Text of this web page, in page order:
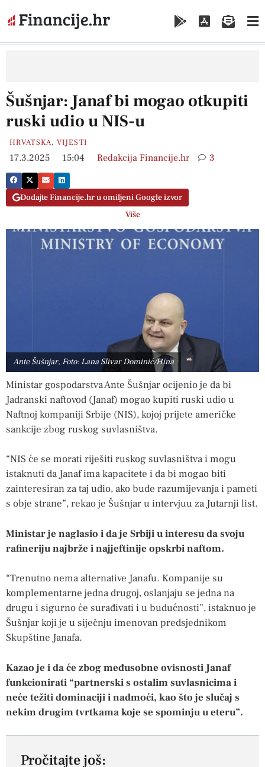
Šušnjar: Janaf bi mogao otkupiti
ruski udio u NIS-u
HRVATSKA,VIJESTI
17.3.2025 15:04 Redakcija Financije.hr 3
Dodajte Financije.hr u omiljeni Google izvor
Više
Ante Šušnjar, Foto: Lana Slivar Dominić/Hina
Ministar gospodarstva Ante Šušnjar ocijenio je da bi
Jadranski naftovod (Janaf) mogao kupiti ruski udio u
Naftnoj kompaniji Srbije (NIS), kojoj prijete američke
sankcije zbog ruskog suvlasništva.
“NIS će se morati riješiti ruskog suvlasništva i mogu
istaknuti da Janaf ima kapacitete i da bi mogao biti
zainteresiran za taj udio, ako bude razumijevanja i pameti
s obje strane”, rekao je Šušnjar u intervjuu za Jutarnji list.
Ministar je naglasio i da je Srbiji u interesu da svoju
rafineriju najbrže i najjeftinije opskrbi naftom.
“Trenutno nema alternative Janafu. Kompanije su
komplementarne jedna drugoj, oslanjaju se jedna na
drugu i sigurno će surađivati ​​i u budućnosti”, istaknuo je
Šušnjar koji je u siječnju imenovan predsjednikom
Skupštine Janafa.
Kazao je i da će zbog međusobne ovisnosti Janaf
funkcionirati “partnerski s ostalim suvlasnicima i
neće težiti dominaciji i nadmoći, kao što je slučaj s
nekim drugim tvrtkama koje se spominju u eteru”.
Pročitajte još: